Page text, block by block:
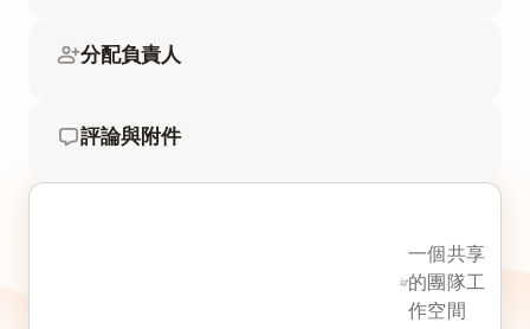
分配負責人
評論與附件
一個共享
的團隊工
作空間